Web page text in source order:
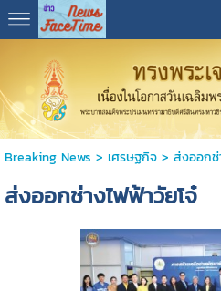
Breaking News > เศรษฐกิจ> ส่งออกช่
ส่งออกช่างไฟฟ้าวัยโจ๋